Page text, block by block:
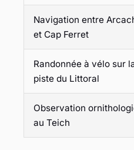
Navigation entre
et Cap Ferret
Randonnée à vélo sur
piste du Littoral
Observation
au Teich